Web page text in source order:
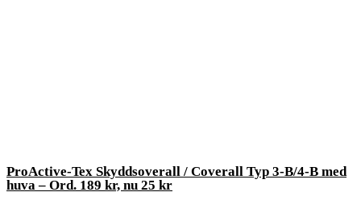
ProActive-Tex Skyddsoverall / Coverall Typ 3-B/4-B med
huva – Ord. 189 kr, nu 25 kr